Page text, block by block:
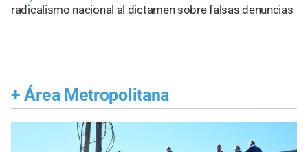
radicalismo nacional al dictamen sobre falsas denuncias
+ Área Metropolitana